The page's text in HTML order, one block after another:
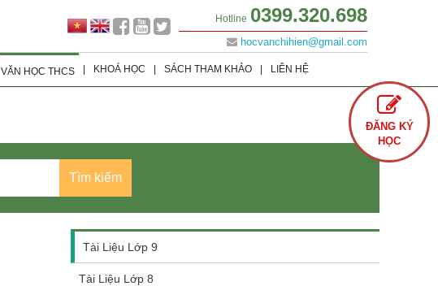
ĐĂNG KÝ
HỌC
Hotline 0399.320.698
hocvanchihien@gmail.com
VĂN HỌC THCS
Tài Liệu Lớp 7
Tài Liệu Lớp 6
KHOÁ HỌC SÁCH THAM KHẢO LIÊN HỆ
Tìm kiếm
Tài Liệu Lớp 9
Tài Liệu Lớp 8